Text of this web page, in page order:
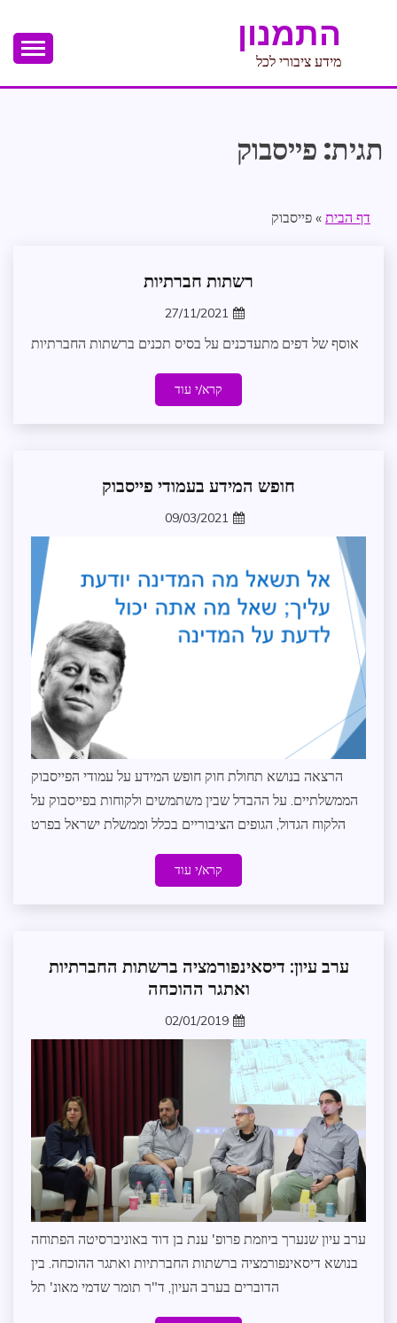
התמנון
מידע ציבורי לכל
תגית: פייסבוק
דף הבית » פייסבוק
רשתות
רשתות חברתיות
27/11/2021
אוסף של דפים מתעדכנים על בסיס תכנים ברשתות החברתיות
קרא/י עוד
חופש
חוץ
הדרכה
ספריית
התמנון
חופש המידע בעמודי פייסבוק
09/03/2021
הרצאה בנושא תחולת חוק חופש המידע על עמודי הפייסבוק
הממשלתיים. על ההבדל שבין משתמשים ולקוחות בפייסבוק על
הלקוח הגדול, הגופים הציבוריים בכלל וממשלת ישראל בפרט
קרא/י עוד
אירועים
אקדמיה
חברה
מדיניות
וקשרי
ממשל
עדכונים
במרחב
ערב עיון: דיסאינפורמציה ברשתות החברתיות
ואתגר ההוכחה
02/01/2019
zomer
ערב עיון שנערך ביוזמת פרופ' ענת בן דוד באוניברסיטה הפתוחה
בנושא דיסאינפורמציה ברשתות החברתיות ואתגר ההוכחה. בין
הדוברים בערב העיון, ד"ר תומר שדמי מאונ' תל